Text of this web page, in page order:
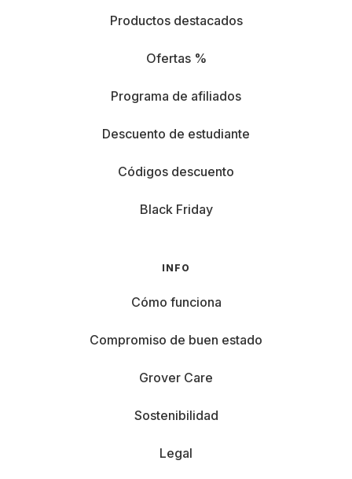
Productos destacados
Ofertas %
Programa de afiliados
Descuento de estudiante
Códigos descuento
Black Friday
INFO
Cómo funciona
Compromiso de buen estado
Grover Care
Sostenibilidad
Legal